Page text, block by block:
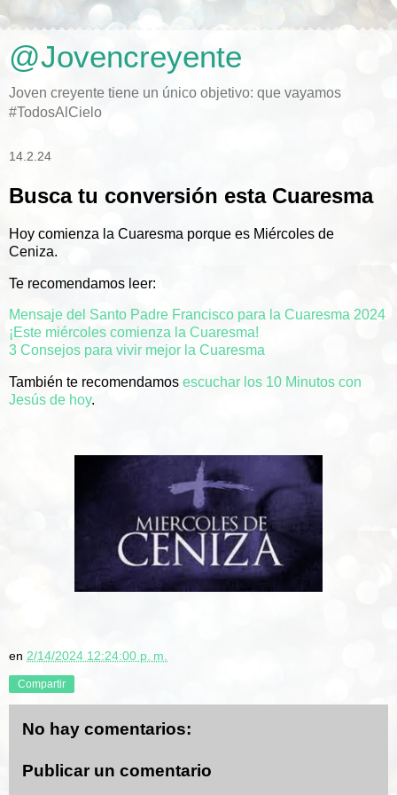
@Jovencreyente
Joven creyente tiene un único objetivo: que vayamos
#TodosAlCielo
14.2.24
Busca tu conversión esta Cuaresma
Hoy comienza la Cuaresma porque es Miércoles de
Ceniza.
Te recomendamos leer:
Mensaje del Santo Padre Francisco para la Cuaresma 2024
¡Este miércoles comienza la Cuaresma!
3 Consejos para vivir mejor la Cuaresma
También te recomendamos escuchar los 10 Minutos con
Jesús de hoy.
en 2/14/2024 12:24:00 p. m.
Compartir
No hay comentarios:
Publicar un comentario